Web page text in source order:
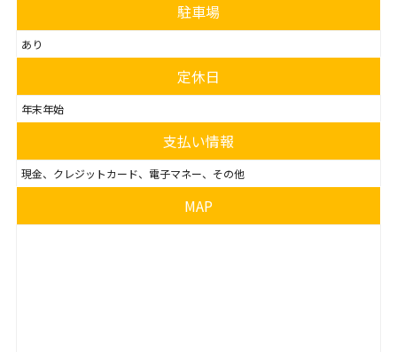
駐車場
あり
定休日
年末年始
支払い情報
現金、クレジットカード、電子マネー、その他
MAP